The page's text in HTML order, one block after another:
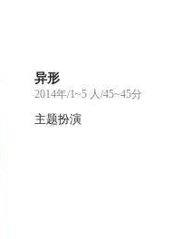
异形
2014年/1~5 人/45~45分
主题扮演